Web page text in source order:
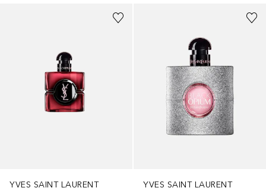
YVES SAINT LAURENT
YVES SAINT LAURENT